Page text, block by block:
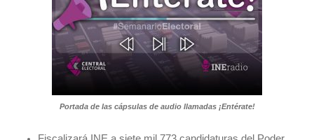
Portada de las cápsulas de audio llamadas ¡Entérate!